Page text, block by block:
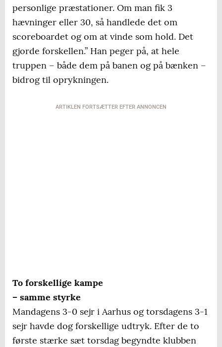
personlige præstationer. Om man fik 3
hævninger eller 30, så handlede det om
scoreboardet og om at vinde som hold. Det
gjorde forskellen.” Han peger på, at hele
truppen – både dem på banen og på bænken –
bidrog til oprykningen.
ARTIKLEN FORTSÆTTER EFTER ANNONCEN
To forskellige kampe
– samme styrke
Mandagens 3-0 sejr i Aarhus og torsdagens 3-1
sejr havde dog forskellige udtryk. Efter de to
første stærke sæt torsdag begyndte klubben